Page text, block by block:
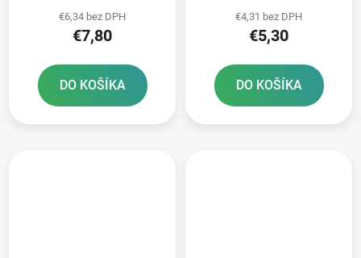
€6,34 bez DPH
€7,80
DO KOŠÍKA
€4,31 bez DPH
€5,30
DO KOŠÍKA